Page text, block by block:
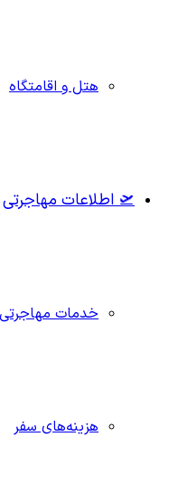
هتل و اقامتگاه
🛫 اطلاعات مهاجرتی
خدمات مهاجرتی
هزینه‌های سفر